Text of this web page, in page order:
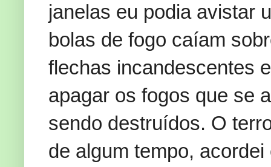
janelas eu podia avistar
bolas de fogo caíam
flechas incandescentes
apagar os fogos que se
sendo destruídos. O
de algum tempo,